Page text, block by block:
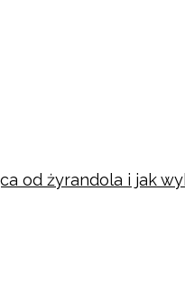
od żyrandola i jak